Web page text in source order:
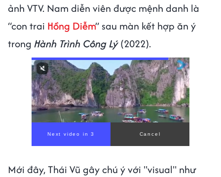
ảnh VTV. Nam diễn viên được mệnh danh là
“con trai Hồng Diễm” sau màn kết hợp ăn ý
trong Hành Trình Công Lý(2022).
00:00/ 00:56
Mới đây, Thái Vũ gây chú ý với "visual" như